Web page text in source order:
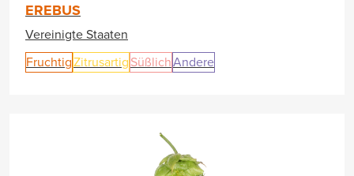
EREBUS
Vereinigte Staaten
FruchtigZitrusartig SüßlichAndere